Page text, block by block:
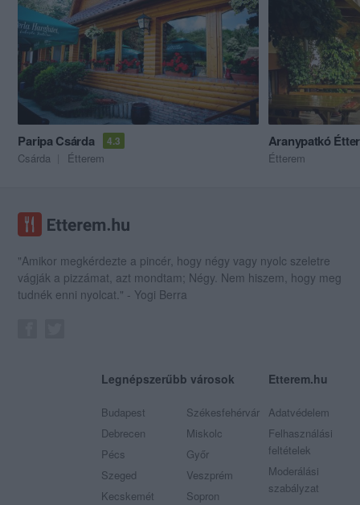
Paripa Csárda 4.3
Csárda Étterem
Aranypatkó
Étterem
"Amikor megkérdezte a pincér, hogy négy vagy nyolc szeletre
vágják a pizzámat, azt mondtam; Négy. Nem hiszem, hogy meg
tudnék enni nyolcat." - Yogi Berra
Legnépszerűbb városok
Budapest
Debrecen
Pécs
Szeged
Kecskemét
Székesfehérvár
Miskolc
Győr
Veszprém
Sopron
Etterem.hu
Adatvédelem
Felhasználási
feltételek
Moderálási
szabályzat